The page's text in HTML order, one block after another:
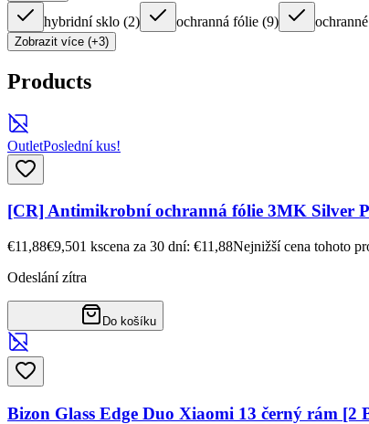
hybridní sklo (2) ochranná fólie (9)
Zobrazit více (+3)
Products
OutletPoslední kus!
[CR] Antimikrobní ochranná fólie 3MK Silver
€11,88€9,501 kscena za 30 dní: €11,88Nejnižší cena tohoto
Odeslání zítra
Do košíku
Bizon Glass Edge Duo Xiaomi 13 černý rám [2